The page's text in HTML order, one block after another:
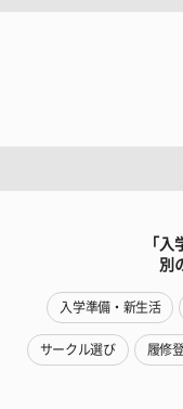
「
別
入学準備・新生活
サークル選び 履修